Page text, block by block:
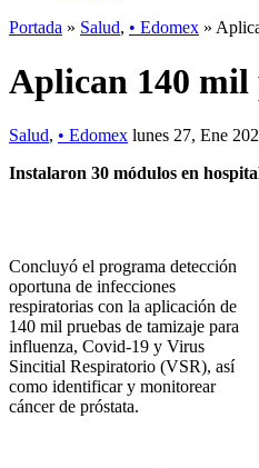
Portada » Salud, • Edomex »
Aplican 140 mil
Salud, • Edomex lunes 27, Ene
Instalaron 30 módulos en
Concluyó el programa detección
oportuna de infecciones
respiratorias con la aplicación de
140 mil pruebas de tamizaje para
influenza, Covid-19 y Virus
Sincitial Respiratorio (VSR), así
como identificar y monitorear
cáncer de próstata.